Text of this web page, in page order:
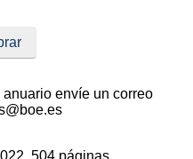
envíe un correo